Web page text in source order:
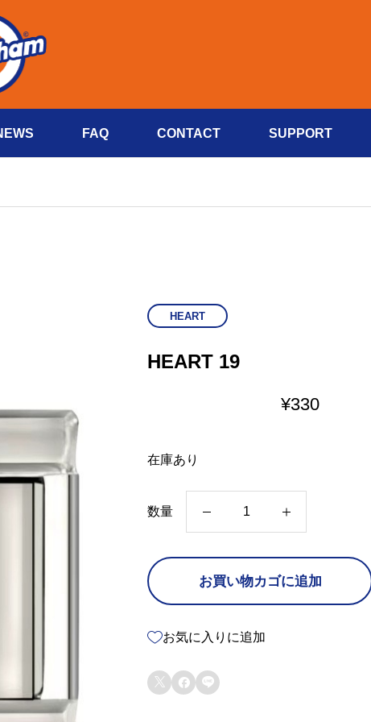
FAQ CONTACT SUPPORT
HEART
HEART 19
¥330
在庫あり
数量
E
A
R
T
1
お買い物カゴに追加
お気に入りに追加
  